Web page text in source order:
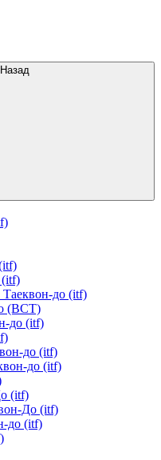
Назад
(itf)
Таеквон-до (itf)
(ВСТ)
до (itf)
до (itf)
до (itf)
(itf)
До (itf)
до (itf)